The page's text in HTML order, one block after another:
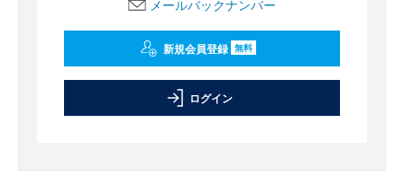
メールバックナンバー
新規会員登録 無料
ログイン